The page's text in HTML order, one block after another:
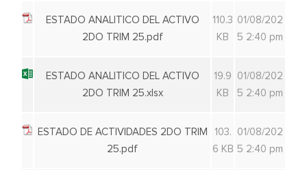
ESTADO ANALITICO DEL ACTIVO
2DO TRIM 25.pdf
110.3
KB
01/08/202
5 2:40 pm
ESTADO ANALITICO DEL ACTIVO
2DO TRIM 25.xlsx
19.9
KB
01/08/202
5 2:40 pm
ESTADO DE ACTIVIDADES 2DO TRIM
25.pdf
103.
6 KB
01/08/202
5 2:40 pm